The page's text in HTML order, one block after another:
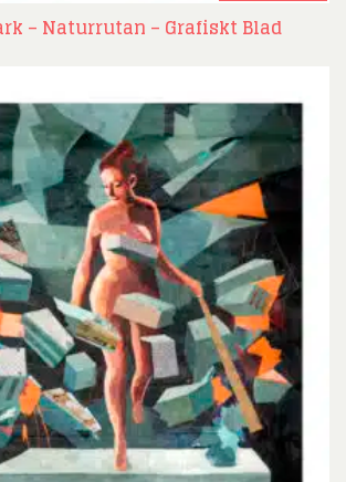
– Naturrutan – Grafiskt Blad